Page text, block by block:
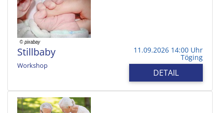
Stillbaby
Workshop
11.09.2026 14:00 Uhr
Töging
DETAIL